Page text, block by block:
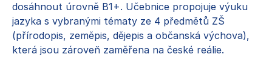
dosáhnout úrovně B1+. Učebnice propojuje výuku
jazyka s vybranými tématy ze 4 předmětů ZŠ
(přírodopis, zeměpis, dějepis a občanská výchova),
která jsou zároveň zaměřena na české reálie.